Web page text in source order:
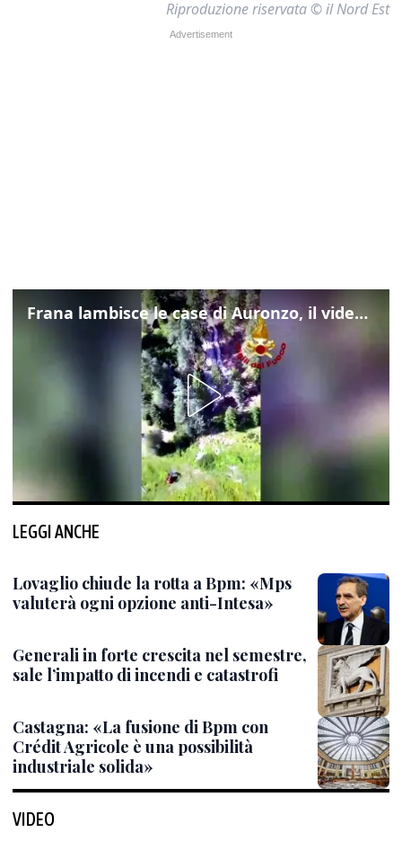
Riproduzione riservata © il Nord Est
Frana lambisce le case di Auronzo, il video dall'elicottero dei vigili del fuoco
LEGGI ANCHE
Lovaglio chiude la rotta a Bpm: «Mps
valuterà ogni opzione anti-Intesa»
Generali in forte crescita nel semestre,
sale l’impatto di incendi e catastrofi
Castagna: «La fusione di Bpm con
Crédit Agricole è una possibilità
industriale solida»
VIDEO